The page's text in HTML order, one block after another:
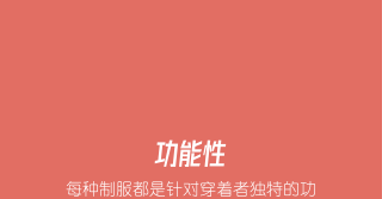
功能性
每种制服都是针对穿着者独特的功